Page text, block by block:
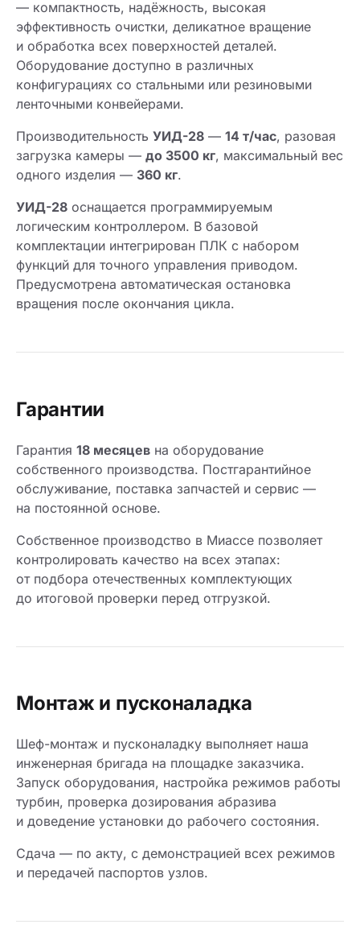
— компактность, надёжность, высокая
эффективность очистки, деликатное вращение
и обработка всех поверхностей деталей.
Оборудование доступно в различных
конфигурациях со стальными или резиновыми
ленточными конвейерами.
Производительность УИД-28 — 14 т/час, разовая
загрузка камеры — до 3500 кг, максимальный вес
одного изделия — 360 кг.
УИД-28 оснащается программируемым
логическим контроллером. В базовой
комплектации интегрирован ПЛК с набором
функций для точного управления приводом.
Предусмотрена автоматическая остановка
вращения после окончания цикла.
Гарантии
Гарантия 18 месяцев на оборудование
собственного производства. Постгарантийное
обслуживание, поставка запчастей и сервис —
на постоянной основе.
Собственное производство в Миассе позволяет
контролировать качество на всех этапах:
от подбора отечественных комплектующих
до итоговой проверки перед отгрузкой.
Монтаж и пусконаладка
Шеф-монтаж и пусконаладку выполняет наша
инженерная бригада на площадке заказчика.
Запуск оборудования, настройка режимов работы
турбин, проверка дозирования абразива
и доведение установки до рабочего состояния.
Сдача — по акту, с демонстрацией всех режимов
и передачей паспортов узлов.